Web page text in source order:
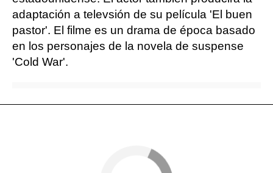
adaptación a televsión de su película 'El buen
pastor'. El filme es un drama de época basado
en los personajes de la novela de suspense
'Cold War'.